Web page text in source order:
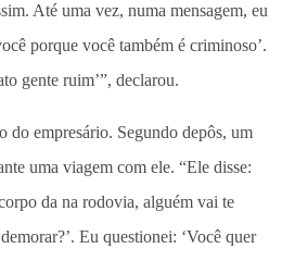
Até uma vez, numa mensagem, eu
porque você também é criminoso’.
gente ruim’”, declarou.
do empresário. Segundo depôs, um
uma viagem com ele. “Ele disse:
da na rodovia, alguém vai te
Eu questionei: ‘Você quer